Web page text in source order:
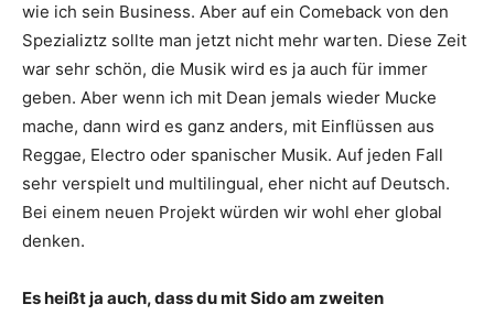
wie ich sein Business. Aber auf ein Comeback von den
Spezializtz sollte man jetzt nicht mehr warten. Diese Zeit
war sehr schön, die Musik wird es ja auch für immer
geben. Aber wenn ich mit Dean jemals wieder Mucke
mache, dann wird es ganz anders, mit Einflüssen aus
Reggae, Electro oder spanischer Musik. Auf jeden Fall
sehr verspielt und multilingual, eher nicht auf Deutsch.
Bei einem neuen Projekt ­würden wir wohl eher global
denken.
Es heißt ja auch, dass du mit Sido am zweiten